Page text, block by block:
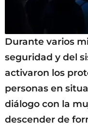
Durante varios
seguridad y del
activaron los
personas en
diálogo con la
descender de